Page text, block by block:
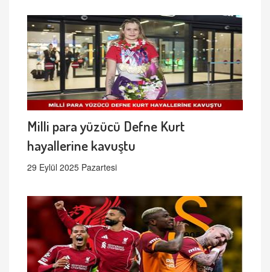
Milli para yüzücü Defne Kurt
hayallerine kavuştu
29 Eylül 2025 Pazartesi